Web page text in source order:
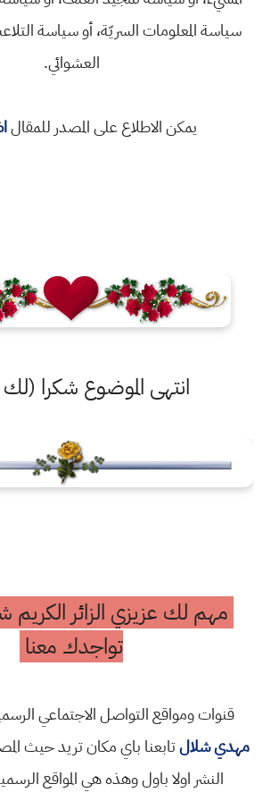
سياسة المعلومات السريّة، أو سياسة
العشوائي.
يمكن الاطلاع على المصدر للمقال
انتهى الموضوع شكرا
مهم لك عزيزي الزائر الكريم
تواجدك معنا
قنوات ومواقع التواصل الاجتماعي
مهدي شلالتابعنا باي مكان تريد حيث
النشر اولا باول وهذه هي المواقع